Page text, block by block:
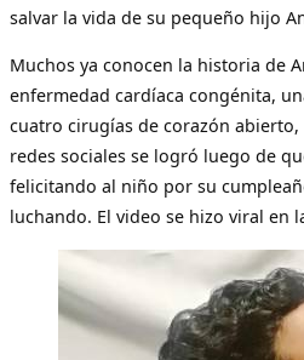
salvar la vida de su pequeño hijo
Muchos ya conocen la historia de
enfermedad cardíaca congénita,
cuatro cirugías de corazón
redes sociales se logró luego de
felicitando al niño por su
luchando. El video se hizo viral en